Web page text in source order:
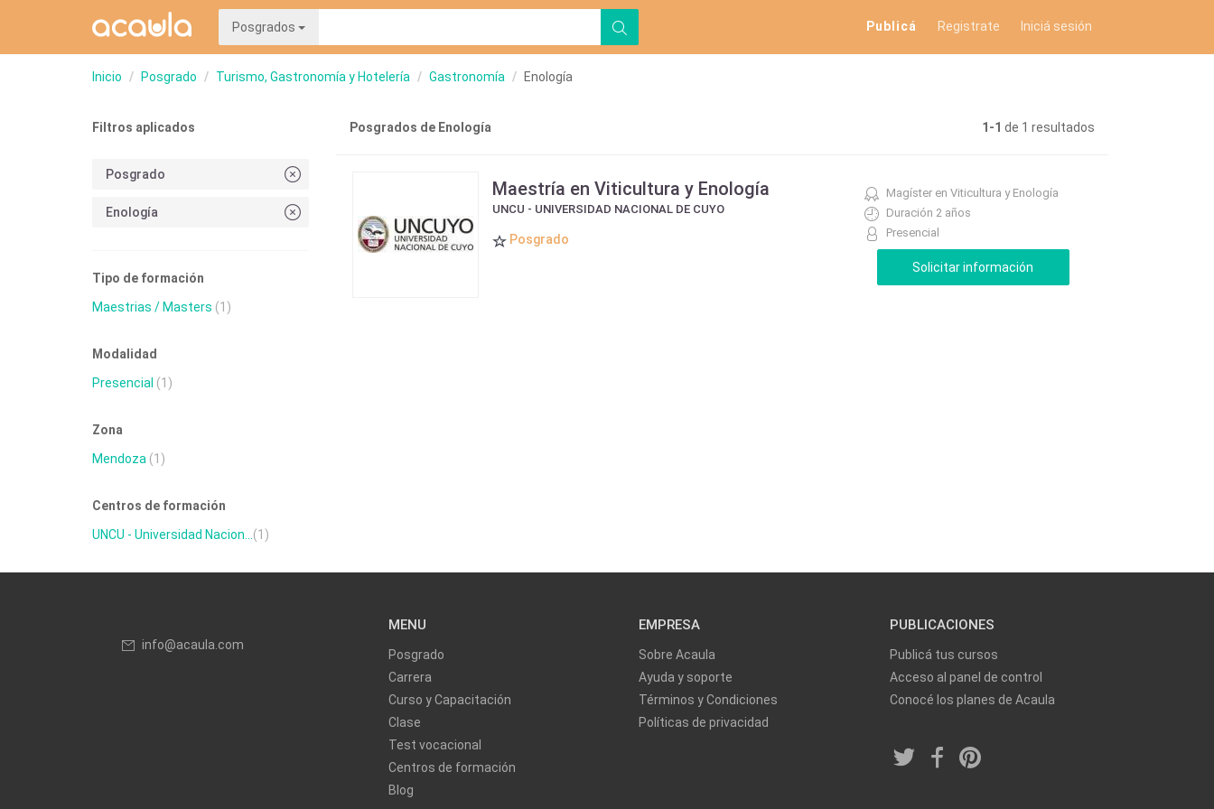
Posgrados Publicá Registrate Iniciá sesión
Inicio Posgrado Turismo, Gastronomía y Hotelería Gastronomía Enología
Filtros aplicados
Posgrado
Enología
Tipo de formación
Maestrias / Masters (1)
Modalidad
Presencial (1)
Zona
Mendoza (1)
Centros de formación
UNCU - Universidad Nacion... (1)
Posgrados de Enología 1-1 de 1 resultados
Maestría en Viticultura y Enología
UNCU - UNIVERSIDAD NACIONAL DE CUYO
Posgrado
Magíster en Viticultura y Enología
Duración 2 años
Presencial
info@acaula.com
MENU
Posgrado
Carrera
Curso y Capacitación
Clase
Test vocacional
Centros de formación
Blog
EMPRESA
Sobre Acaula
Ayuda y soporte
Términos y Condiciones
Políticas de privacidad
PUBLICACIONES
Publicá tus cursos
Acceso al panel de control
Conocé los planes de Acaula